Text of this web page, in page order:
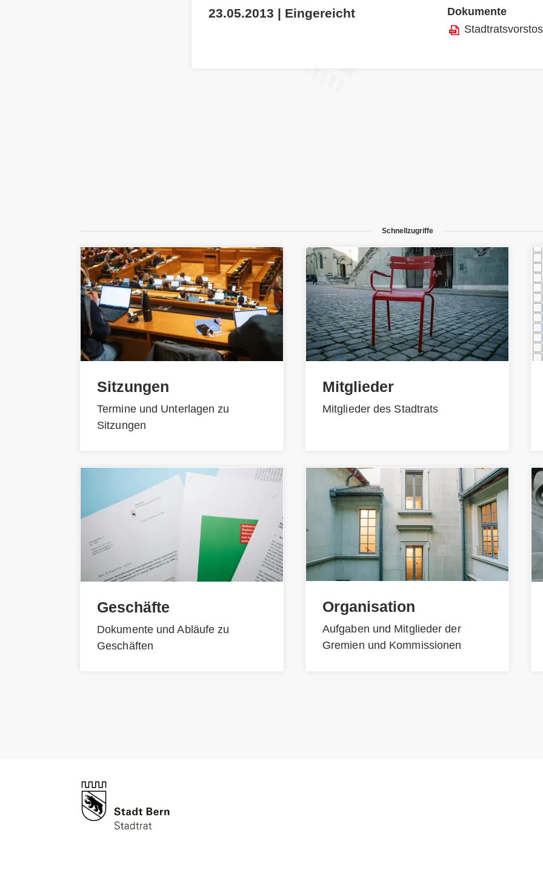
23.05.2013 | Eingereicht
Dokumente
Schnellzugriffe
Sitzungen
Termine und Unterlagen zu
Sitzungen
Geschäfte
Dokumente und Abläufe zu
Geschäften
Mitglieder
Mitglieder des Stadtrats
Organisation
Aufgaben und Mitglieder der
Gremien und Kommissionen